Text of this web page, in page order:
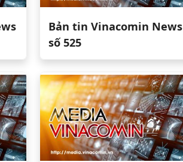
Bản tin Vinacomin News
số 525